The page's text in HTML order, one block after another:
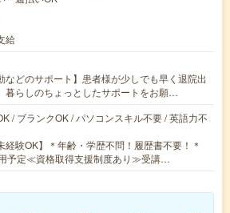
給
などのサポート】患者様が少しでも早く退院出
暮らしのちょっとしたサポートをお願…
/ ブランクOK / パソコンスキル不要 / 英語力不
経験OK】＊年齢・学歴不問！履歴書不要！＊
予定≪資格取得支援制度あり≫受講…